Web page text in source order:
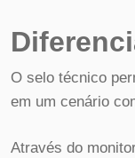
O selo técnico
em um cenário
Através do